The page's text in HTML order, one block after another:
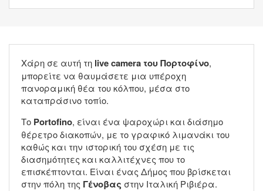
Χάρη σε αυτή τη live camera του Πορτοφίνο,
μπορείτε να θαυμάσετε μια υπέροχη
πανοραμική θέα του κόλπου, μέσα στο
καταπράσινο τοπίο.
Το Portofino, είναι ένα ψαροχώρι και διάσημο
θέρετρο διακοπών, με το γραφικό λιμανάκι του
καθώς και την ιστορική του σχέση με τις
διασημότητες και καλλιτέχνες που το
επισκέπτονται. Είναι ένας Δήμος που βρίσκεται
στην πόλη της Γένοβας στην Ιταλική Ριβιέρα.